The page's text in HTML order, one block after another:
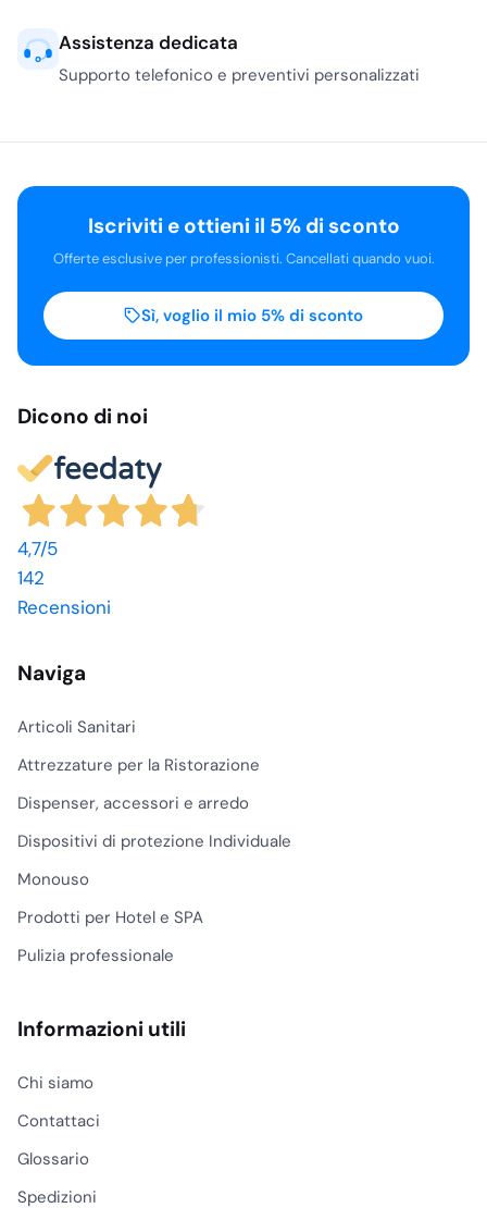
Assistenza dedicata
Supporto telefonico e preventivi personalizzati
Dicono di noi
4,7/5
142
Recensioni
Naviga
Articoli Sanitari
Attrezzature per la Ristorazione
Dispenser, accessori e arredo
Dispositivi di protezione Individuale
Monouso
Prodotti per Hotel e SPA
Pulizia professionale
Informazioni utili
Chi siamo
Contattaci
Glossario
Spedizioni
Iscriviti e ottieni il 5% di sconto
Offerte esclusive per professionisti. Cancellati quando vuoi.
Sì, voglio il mio 5% di sconto